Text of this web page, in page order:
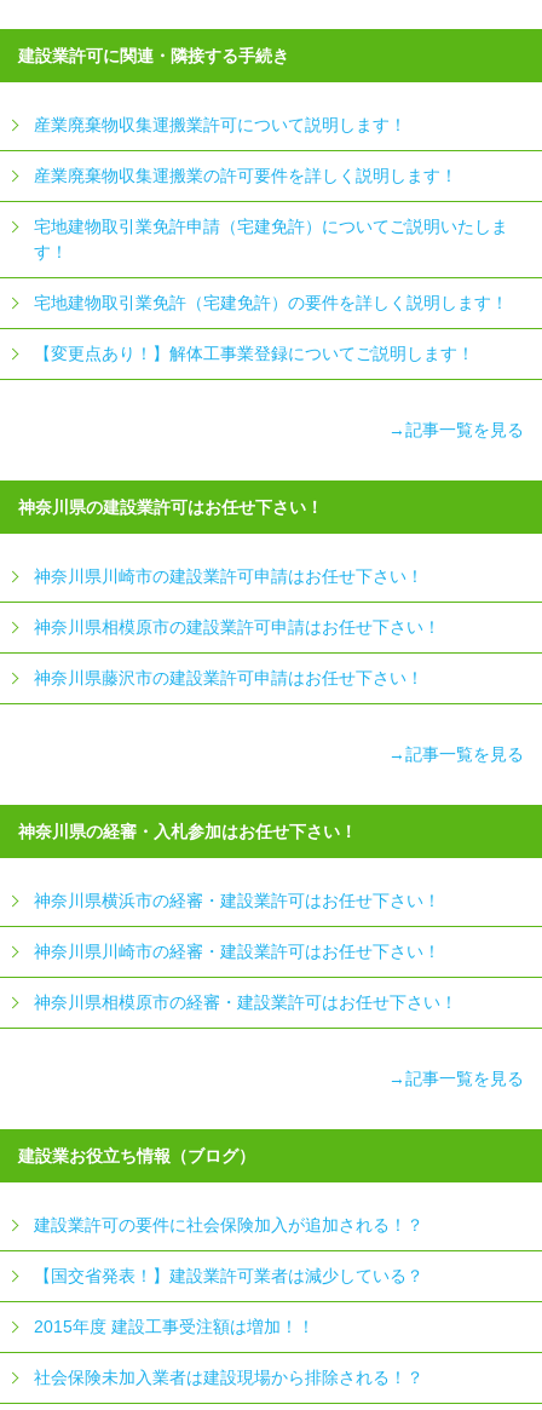
建設業許可に関連・隣接する手続き
産業廃棄物収集運搬業許可について説明します！
産業廃棄物収集運搬業の許可要件を詳しく説明します！
宅地建物取引業免許申請（宅建免許）についてご説明いたしま
す！
宅地建物取引業免許（宅建免許）の要件を詳しく説明します！
【変更点あり！】解体工事業登録についてご説明します！
→記事一覧を見る
神奈川県の建設業許可はお任せ下さい！
神奈川県川崎市の建設業許可申請はお任せ下さい！
神奈川県相模原市の建設業許可申請はお任せ下さい！
神奈川県藤沢市の建設業許可申請はお任せ下さい！
→記事一覧を見る
神奈川県の経審・入札参加はお任せ下さい！
神奈川県横浜市の経審・建設業許可はお任せ下さい！
神奈川県川崎市の経審・建設業許可はお任せ下さい！
神奈川県相模原市の経審・建設業許可はお任せ下さい！
→記事一覧を見る
建設業お役立ち情報（ブログ）
建設業許可の要件に社会保険加入が追加される！？
【国交省発表！】建設業許可業者は減少している？
2015年度 建設工事受注額は増加！！
社会保険未加入業者は建設現場から排除される！？